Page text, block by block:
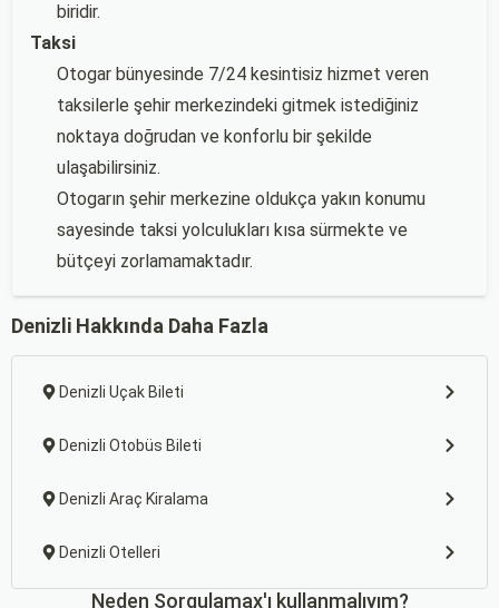
biridir.
Taksi
Otogar bünyesinde 7/24 kesintisiz hizmet veren
taksilerle şehir merkezindeki gitmek istediğiniz
noktaya doğrudan ve konforlu bir şekilde
ulaşabilirsiniz.
Otogarın şehir merkezine oldukça yakın konumu
sayesinde taksi yolculukları kısa sürmekte ve
bütçeyi zorlamamaktadır.
Denizli Hakkında Daha Fazla
Denizli Uçak Bileti
Denizli Otobüs Bileti
Denizli Araç Kiralama
Denizli Otelleri
Neden Sorgulamax'ı kullanmalıyım?